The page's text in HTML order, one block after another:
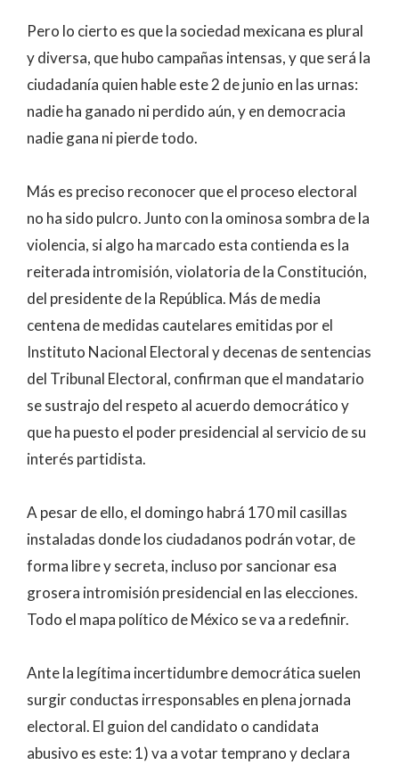
Pero lo cierto es que la sociedad mexicana es plural
y diversa, que hubo campañas intensas, y que será la
ciudadanía quien hable este 2 de junio en las urnas:
nadie ha ganado ni perdido aún, y en democracia
nadie gana ni pierde todo.
Más es preciso reconocer que el proceso electoral
no ha sido pulcro. Junto con la ominosa sombra de la
violencia, si algo ha marcado esta contienda es la
reiterada intromisión, violatoria de la Constitución,
del presidente de la República. Más de media
centena de medidas cautelares emitidas por el
Instituto Nacional Electoral y decenas de sentencias
del Tribunal Electoral, confirman que el mandatario
se sustrajo del respeto al acuerdo democrático y
que ha puesto el poder presidencial al servicio de su
interés partidista.
A pesar de ello, el domingo habrá 170 mil casillas
instaladas donde los ciudadanos podrán votar, de
forma libre y secreta, incluso por sancionar esa
grosera intromisión presidencial en las elecciones.
Todo el mapa político de México se va a redefinir.
Ante la legítima incertidumbre democrática suelen
surgir conductas irresponsables en plena jornada
electoral. El guion del candidato o candidata
abusivo es este: 1) va a votar temprano y declara